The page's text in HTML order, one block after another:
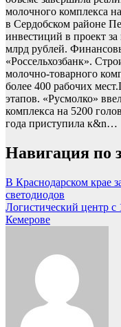
молочного комплекса
в Сердобском районе
инвестиций в проект за
млрд рублей.
«Россельхозбанк».
молочно-товарного
более 400 рабочих
этапов. «Русмолко»
комплекса на 5200
года приступила к&n…
Навигация по
В Краснодарском крае
светодиодов
Логистический центр с
Кемерове